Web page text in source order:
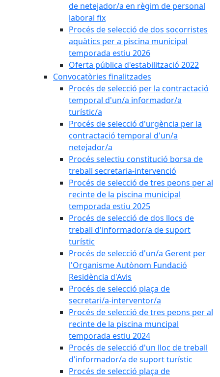
de netejador/a en règim de personal
laboral fix
Procés de selecció de dos socorristes
aquàtics per a piscina municipal
temporada estiu 2026
Oferta pública d'estabilització 2022
Convocatòries finalitzades
Procés de selecció per la contractació
temporal d'un/a informador/a
turístic/a
Procés de selecció d'urgència per la
contractació temporal d'un/a
netejador/a
Procés selectiu constitució borsa de
treball secretaria-intervenció
Procés de selecció de tres peons per al
recinte de la piscina municipal
temporada estiu 2025
Procés de selecció de dos llocs de
treball d'informador/a de suport
turístic
Procés de selecció d'un/a Gerent per
l'Organisme Autònom Fundació
Residència d'Avis
Procés de selecció plaça de
secretari/a-interventor/a
Procés de selecció de tres peons per al
recinte de la piscina muncipal
temporada estiu 2024
Procés de selecció d'un lloc de treball
d'informador/a de suport turístic
Procés de selecció plaça de